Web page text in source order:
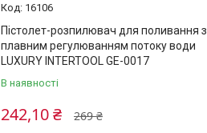
16106
Пістолет-розпилювач для поливання з
плавним регулюванням потоку води
LUXURY INTERTOOL GE-0017
В наявності
269 ₴
242,10 ₴